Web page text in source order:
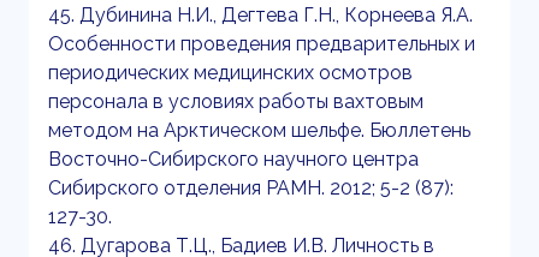
45. Дубинина Н.И., Дегтева Г.Н., Корнеева Я.А.
Особенности проведения предварительных и
периодических медицинских осмотров
персонала в условиях работы вахтовым
методом на Арктическом шельфе. Бюллетень
Восточно-Сибирского научного центра
Сибирского отделения РАМН. 2012; 5-2 (87):
127-30.
46. Дугарова Т.Ц., Бадиев И.В. Личность в